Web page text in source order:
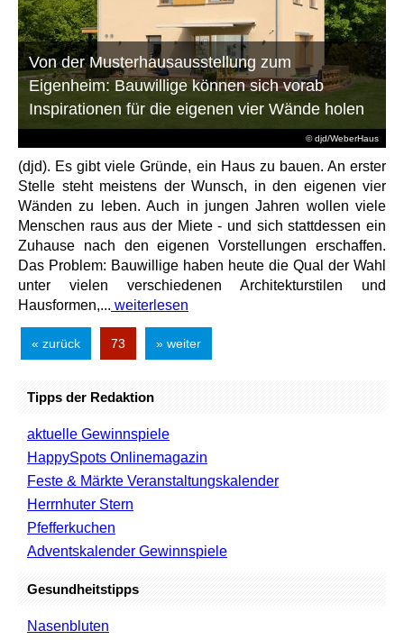
© djd/WeberHaus
Von der Musterhausausstellung zum
Eigenheim: Bauwillige können sich vorab
Inspirationen für die eigenen vier Wände holen
(djd). Es gibt viele Gründe, ein Haus zu bauen. An erster
Stelle steht meistens der Wunsch, in den eigenen vier
Wänden zu leben. Auch in jungen Jahren wollen viele
Menschen raus aus der Miete - und sich stattdessen ein
Zuhause nach den eigenen Vorstellungen erschaffen.
Das Problem: Bauwillige haben heute die Qual der Wahl
unter vielen verschiedenen Architekturstilen und
Hausformen,... weiterlesen
« zurück 73 » weiter
Tipps der Redaktion
aktuelle Gewinnspiele
HappySpots Onlinemagazin
Feste & Märkte Veranstaltungskalender
Herrnhuter Stern
Pfefferkuchen
Adventskalender Gewinnspiele
Gesundheitstipps
Nasenbluten